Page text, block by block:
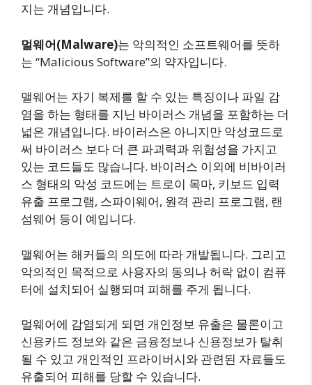
지는 개념입니다.
멀웨어(Malware)는 악의적인 소프트웨어를 뜻하
는 “Malicious Software”의 약자입니다.
맬웨어는 자기 복제를 할 수 있는 특징이나 파일 감
염을 하는 형태를 지닌 바이러스 개념을 포함하는 더
넓은 개념입니다. 바이러스은 아니지만 악성코드로
써 바이러스 보다 더 큰 파괴력과 위험성을 가지고
있는 코드들도 많습니다. 바이러스 이외에 비바이러
스 형태의 악성 코드에는 트로이 목마, 키보드 입력
유출 프로그램, 스파이웨어, 원격 관리 프로그램, 랜
섬웨어 등이 예입니다.
맬웨어는 해커들의 의도에 따라 개발됩니다. 그리고
악의적인 목적으로 사용자의 동의나 허락 없이 컴퓨
터에 설치되어 실행되며 피해를 주게 됩니다.
멀웨어에 감염되게 되면 개인정보 유출은 물론이고
신용카드 정보와 같은 금융정보나 신용정보가 탈취
될 수 있고 개인적인 프라이버시와 관련된 자료들도
유출되어 피해를 당할 수 있습니다.